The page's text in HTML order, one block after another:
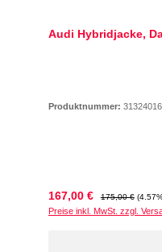
Audi Hybridjacke,
Produktnummer:
Verkaufspreis:
167,00 € Regulärer Preis:
175,00 €
Preise inkl. MwSt. zzgl.